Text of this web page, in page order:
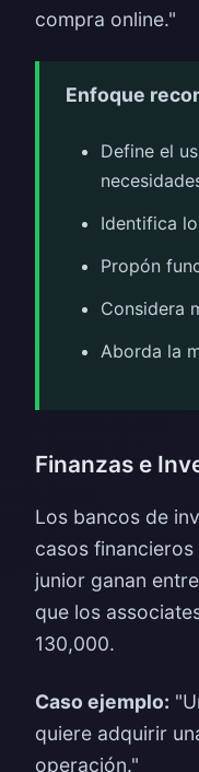
compra online."
Enfoque
Define el
Identifica
Propón
Considera
Aborda la
Finanzas e
Los bancos de
casos
junior ganan
que los
130,000.
Caso ejemplo:
quiere adquirir
operación."